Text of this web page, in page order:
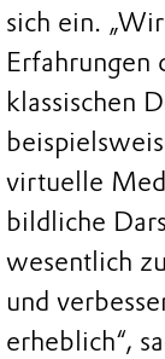
sich ein.
Erfahrungen
klassischen
virtuelle
bildliche
wesentlich
und
erheblich“,